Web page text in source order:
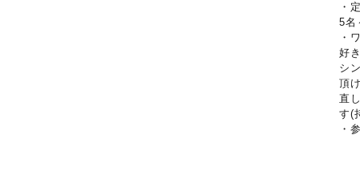
・
5名
・
好
シ
頂
直
す(
・